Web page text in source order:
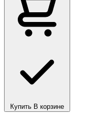
Купить В корзине